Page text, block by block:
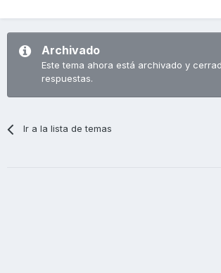
Archivado
Este tema ahora está archivado y
respuestas.
Ir a la lista de temas